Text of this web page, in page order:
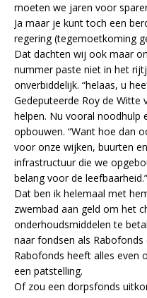
moeten we jaren voor
Ja maar je kunt toch een
regering (tegemoetkoming
Dat dachten wij ook maar
nummer paste niet in het
onverbiddelijk. “helaas, u
Gedeputeerde Roy de Witte
helpen. Nu vooral noodhulp
opbouwen. “Want hoe dan
voor onze wijken, buurten
infrastructuur die we
belang voor de leefbaarheid.”
Dat ben ik helemaal met
zwembad aan geld om het
onderhoudsmiddelen te
naar fondsen als
Rabofonds heeft alles even
een patstelling.
Of zou een dorpsfonds